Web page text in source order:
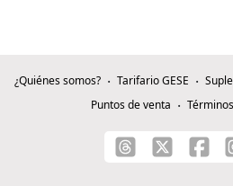
¿Quiénes somos? Tarifario GESE
Puntos de venta